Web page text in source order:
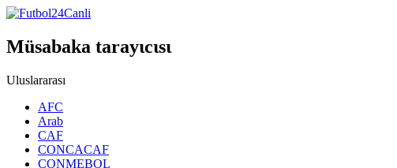
Müsabaka tarayιcιsι
Uluslararası
AFC
Arab
CAF
CONCACAF
CONMEBOL